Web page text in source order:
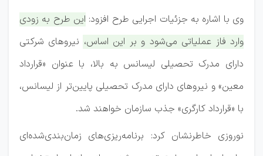
وی با اشاره به جزئیات اجرایی طرح افزود: این طرح به زودی
وارد فاز عملیاتی می‌شود و بر این اساس، نیروهای شرکتی
دارای مدرک تحصیلی لیسانس به بالا، با عنوان «قرارداد
معین» و نیروهای دارای مدرک تحصیلی پایین‌تر از لیسانس،
با «قرارداد کارگری» جذب سازمان خواهند شد.
نوروزی خاطرنشان کرد: برنامه‌ریزی‌های زمان‌بندی‌شده‌ای